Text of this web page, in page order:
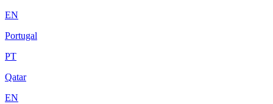
EN
Portugal
PT
Qatar
EN